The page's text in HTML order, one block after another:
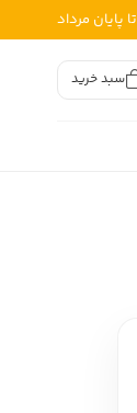
تا پایان مرداد
سبد خرید